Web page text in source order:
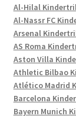
Al-Hilal
Al-Nassr FC
Arsenal
AS Roma
Aston Villa
Athletic Bilbao
Atlético Madrid
Barcelona
Bayern Munich